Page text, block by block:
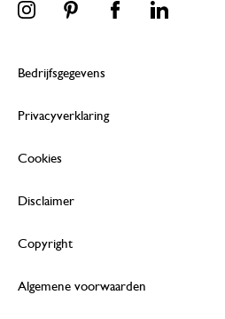
Bedrijfsgegevens
Privacyverklaring
Cookies
Disclaimer
Copyright
Algemene voorwaarden